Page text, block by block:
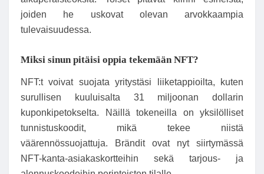
joiden he uskovat olevan arvokkaampia
tulevaisuudessa.
Miksi sinun pitäisi oppia tekemään NFT?
NFT:t voivat suojata yritystäsi liiketappioilta, kuten
surullisen kuuluisalta 31 miljoonan dollarin
kuponkipetokselta. Näillä tokeneilla on yksilölliset
tunnistuskoodit, mikä tekee niistä
väärennössuojattuja. Brändit ovat nyt siirtymässä
NFT-kanta-asiakaskortteihin sekä tarjous- ja